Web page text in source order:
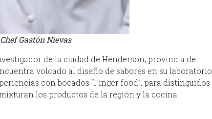
Chef Gastón Nievas
de la ciudad de Henderson, provincia de
volcado al diseño de sabores en su laboratorio
con bocados “Finger food”, para distinguidos
los productos de la región y la cocina